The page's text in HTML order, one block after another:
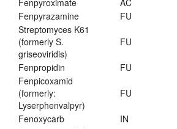
Fenpyroximate
AC
Fenpyrazamine
FU
Streptomyces K61
(formerly S.
griseoviridis)
FU
Fenpropidin FU
Fenpicoxamid
(formerly:
Lyserphenvalpyr)
FU
Fenoxycarb IN